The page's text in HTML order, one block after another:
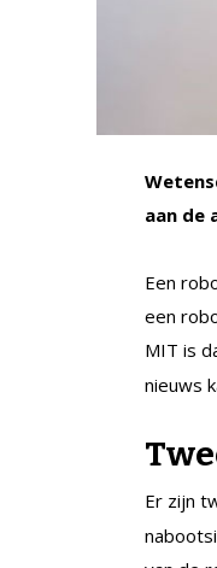
aan de
Een
een
MIT is
nieuws
Er zijn